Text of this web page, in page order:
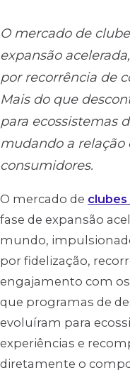
O mercado de
expansão
por recorrência de
Mais do que
para ecossistemas
mudando a relação
consumidores.
O mercado de
fase de expansão
mundo,
por fidelização,
engajamento com
que programas de
evoluíram para
experiências e
diretamente o